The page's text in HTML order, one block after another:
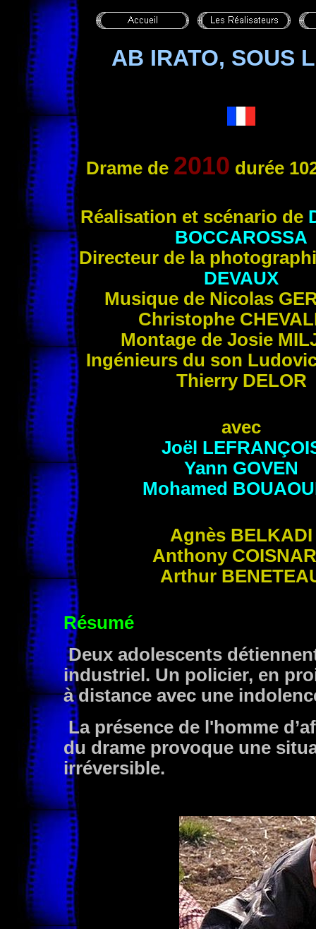
AB IRATO, SOUS
Drame de 2010 durée
Réalisation et scénario de
BOCCAROSSA
Directeur de la
DEVAUX
Musique de Nicolas
Christophe
Montage de Josie
Ingénieurs du son
Thierry DELOR
avec
Joël
Yann GOVEN
Mohamed
Agnès BELKADI
Anthony
Arthur
Résumé
Deux adolescents
industriel. Un policier, en
à distance avec une
La présence de l'homme
du drame provoque une
irréversible.